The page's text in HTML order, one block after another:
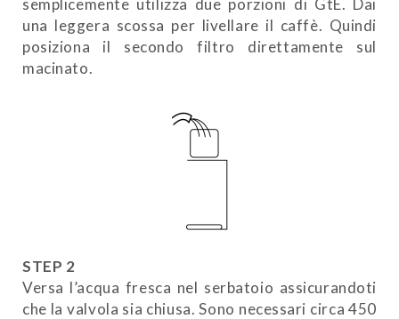
semplicemente utilizza due porzioni di GtE. Dai
una leggera scossa per livellare il caffè. Quindi
posiziona il secondo filtro direttamente sul
macinato.
STEP 2
Versa l’acqua fresca nel serbatoio assicurandoti
che la valvola sia chiusa. Sono necessari circa 450